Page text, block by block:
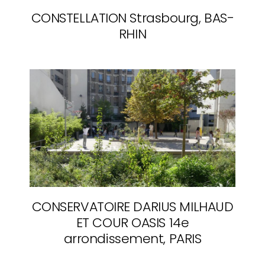
CONSTELLATION Strasbourg, BAS-
RHIN
CONSERVATOIRE DARIUS MILHAUD
ET COUR OASIS 14e
arrondissement, PARIS